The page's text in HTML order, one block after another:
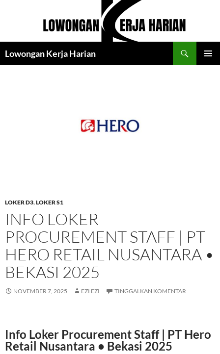
Lowongan Kerja Harian
LOKER D3,LOKER S1
INFO LOKER
PROCUREMENT STAFF | PT
HERO RETAIL NUSANTARA •
BEKASI 2025
NOVEMBER 7, 2025 EZI EZI TINGGALKAN KOMENTAR
Info Loker Procurement Staff | PT Hero
Retail Nusantara • Bekasi 2025